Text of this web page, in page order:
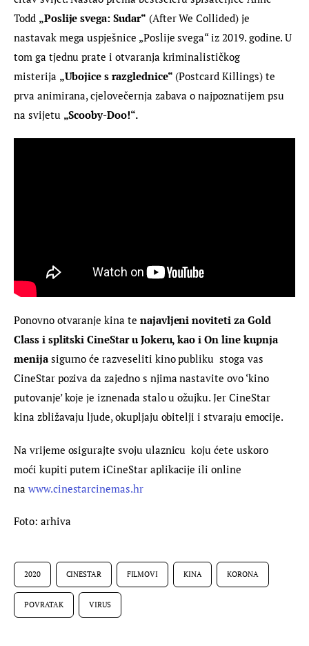
Todd „Poslije svega: Sudar“ (After We Collided) je
nastavak mega uspješnice „Poslije svega“ iz 2019. godine. U
tom ga tjednu prate i otvaranja kriminalističkog
misterija „Ubojice s razglednice“ (Postcard Killings) te
prva animirana, cjelovečernja zabava o najpoznatijem psu
na svijetu „Scooby-Doo!“.
Ponovno otvaranje kina te najavljeni noviteti za Gold
Class i splitski CineStar u Jokeru, kao i On line kupnja
menija sigurno će razveseliti kino publiku  stoga vas
CineStar poziva da zajedno s njima nastavite ovo ‘kino
putovanje’ koje je iznenada stalo u ožujku. Jer CineStar
kina zbližavaju ljude, okupljaju obitelji i stvaraju emocije.
Na vrijeme osigurajte svoju ulaznicu  koju ćete uskoro
moći kupiti putem iCineStar aplikacije ili online
na www.cinestarcinemas.hr
Foto: arhiva
2020 CINESTAR FILMOVI KINA KORONA
POVRATAK VIRUS